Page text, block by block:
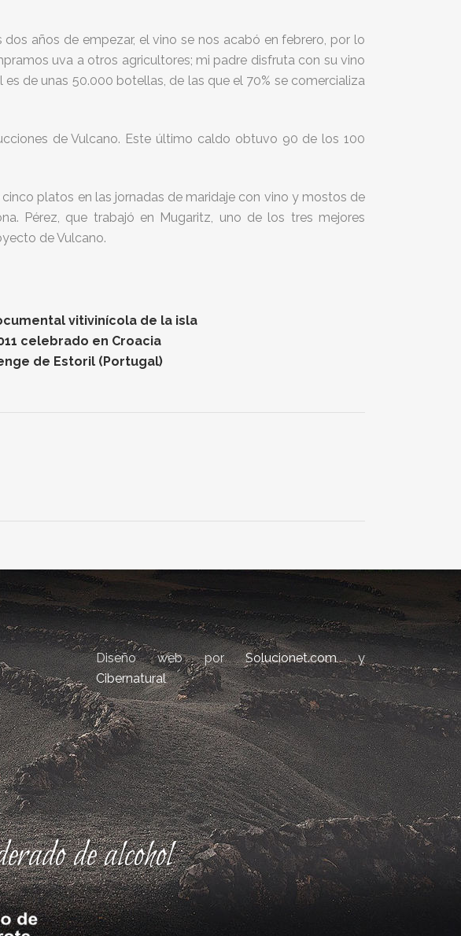
años de empezar, el vino se nos acabó en febrero, por lo
uva a otros agricultores; mi padre disfruta con su vino
de unas 50.000 botellas, de las que el 70% se comercializa
de Vulcano. Este último caldo obtuvo 90 de los 100
platos en las jornadas de maridaje con vino y mostos de
Pérez, que trabajó en Mugaritz, uno de los tres mejores
de Vulcano.
vitivinícola de la isla
celebrado en Croacia
de Estoril (Portugal)
Diseño web porSolucionet.comy
Cibernatural
de alcohol